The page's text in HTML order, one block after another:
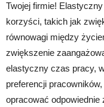
Twojej firmie!
korzyści, takich jak
równowagi między
zwiększenie
elastyczny czas pracy,
preferencji
opracować odpowiednie